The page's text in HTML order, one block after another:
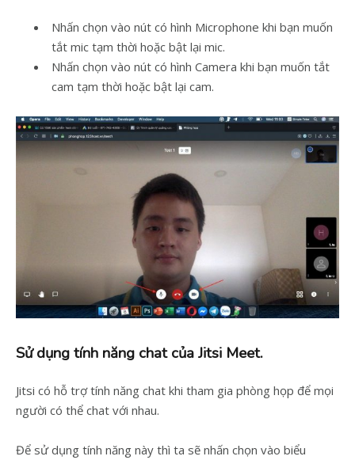
Nhấn chọn vào nút có hình Microphone khi bạn muốn
tắt mic tạm thời hoặc bật lại mic.
Nhấn chọn vào nút có hình Camera khi bạn muốn tắt
cam tạm thời hoặc bật lại cam.
Sử dụng tính năng chat của Jitsi Meet.
Jitsi có hỗ trợ tính năng chat khi tham gia phòng họp để mọi
người có thể chat với nhau.
Để sử dụng tính năng này thì ta sẽ nhấn chọn vào biểu